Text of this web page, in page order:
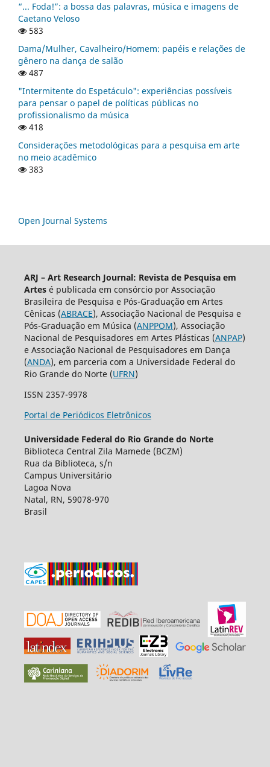
“... Foda!”: a bossa das palavras, música e imagens de
Caetano Veloso
583
Dama/Mulher, Cavalheiro/Homem: papéis e relações de
gênero na dança de salão
487
"Intermitente do Espetáculo": experiências possíveis
para pensar o papel de políticas públicas no
profissionalismo da música
418
Considerações metodológicas para a pesquisa em arte
no meio acadêmico
383
Open Journal Systems
ARJ – Art Research Journal: Revista de Pesquisa em
Artesé publicada em consórcio por Associação
Brasileira de Pesquisa e Pós-Graduação em Artes
Cênicas (ABRACE), Associação Nacional de Pesquisa e
Pós-Graduação em Música (ANPPOM), Associação
Nacional de Pesquisadores em Artes Plásticas (ANPAP)
e Associação Nacional de Pesquisadores em Dança
(ANDA), em parceria com a Universidade Federal do
Rio Grande do Norte (UFRN)
ISSN 2357-9978
Portal de Periódicos Eletrônicos
Universidade Federal do Rio Grande do Norte
Biblioteca Central Zila Mamede (BCZM)
Rua da Biblioteca, s/n
Campus Universitário
Lagoa Nova
Natal, RN, 59078-970
Brasil